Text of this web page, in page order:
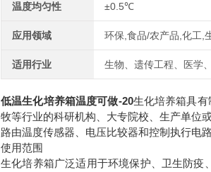
温度均匀性 ±0.5℃
应用领域 环保,食品/农产品,化工,
适用行业 生物、遗传工程、医学
低温生化培养箱温度可做-20生化培养箱具
牧等行业的科研机构、大专院校、生产单位
路由温度传感器、电压比较器和控制执行电路
使用范围
生化培养箱广泛适用于环境保护、卫生防